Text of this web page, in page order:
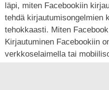
läpi, miten Facebookiin
tehdä kirjautumisongelmien
tehokkaasti. Miten
Kirjautuminen Facebookiin
verkkoselaimella tai